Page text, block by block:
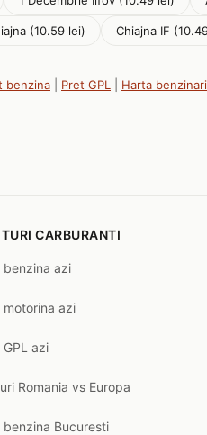
(10.59 lei) Chiajna IF
benzina Pret GPL Harta
CARBURANTI
benzina azi
motorina azi
GPL azi
Romania vs Europa
benzina Bucuresti